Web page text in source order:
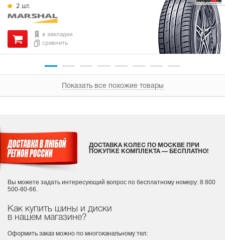
2 шт.
в закладки
сравнить
Показать все похожие товары
Как купить шины и диски
в нашем магазине?
Оформить заказ можно по многоканальному тел:
ДОСТАВКА КОЛЕС ПО МОСКВЕ ПРИ
ПОКУПКЕ КОМПЛЕКТА — БЕСПЛАТНО!
Вы можете задать интересующий вопрос по бесплатному номеру: 8 800
500-80-66.